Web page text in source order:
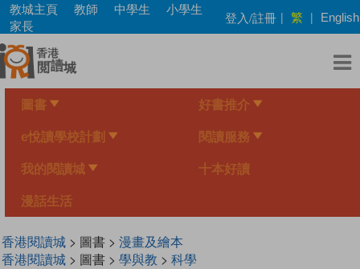
Skip
main
content
教城主頁 教師 中學生
小學生
家長
登入/註冊 | 繁 | English
圖書 好書推介
e悅讀學校計劃 閱讀服務
我的閱讀城 十本好讀
漫話生活
香港閱讀城> 圖書 > 漫畫及繪本
香港閱讀城> 圖書 > 學與教 > 科學